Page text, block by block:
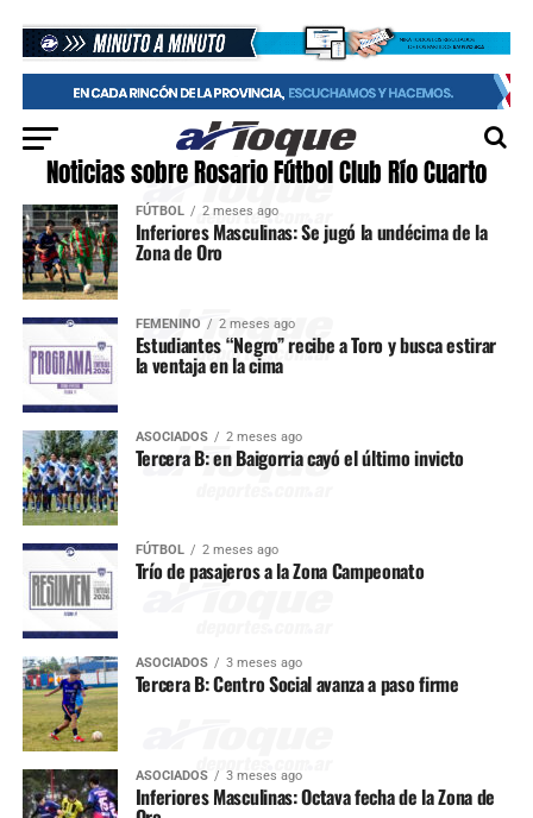
Noticias sobre Rosario Fútbol Club Río Cuarto
FÚTBOL 2 meses ago
Inferiores Masculinas: Se jugó la undécima de la
Zona de Oro
FEMENINO 2 meses ago
Estudiantes “Negro” recibe a Toro y busca estirar
la ventaja en la cima
ASOCIADOS 2 meses ago
Tercera B: en Baigorria cayó el último invicto
FÚTBOL 2 meses ago
Trío de pasajeros a la Zona Campeonato
ASOCIADOS 3 meses ago
Tercera B: Centro Social avanza a paso firme
ASOCIADOS 3 meses ago
Inferiores Masculinas: Octava fecha de la Zona de